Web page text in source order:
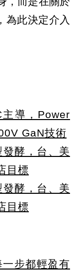
為此決定介入
導，Power
GaN技術
酵，台、美
目標
酵，台、美
目標
步都輕盈有